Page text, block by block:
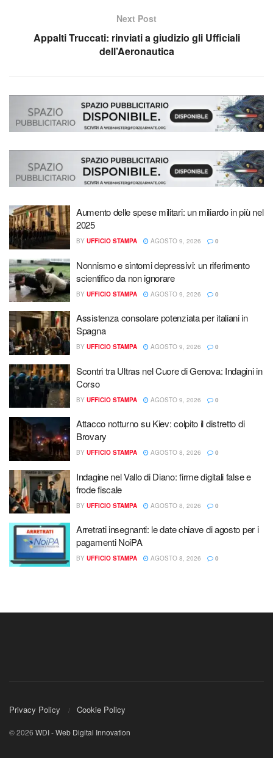
Next Post
Appalti Truccati: rinviati a giudizio gli Ufficiali
dell’Aeronautica
Aumento delle spese militari: un miliardo in più nel
2025
BY UFFICIO STAMPA AGOSTO 9, 2026 0
Nonnismo e sintomi depressivi: un riferimento
scientifico da non ignorare
BY UFFICIO STAMPA AGOSTO 9, 2026 0
Assistenza consolare potenziata per italiani in
Spagna
BY UFFICIO STAMPA AGOSTO 9, 2026 0
Scontri tra Ultras nel Cuore di Genova: Indagini in
Corso
BY UFFICIO STAMPA AGOSTO 9, 2026 0
Attacco notturno su Kiev: colpito il distretto di
Brovary
BY UFFICIO STAMPA AGOSTO 8, 2026 0
Indagine nel Vallo di Diano: firme digitali false e
frode fiscale
BY UFFICIO STAMPA AGOSTO 8, 2026 0
Arretrati insegnanti: le date chiave di agosto per i
pagamenti NoiPA
BY UFFICIO STAMPA AGOSTO 8, 2026 0
Privacy Policy Cookie Policy
© 2026 WDI - Web Digital Innovation